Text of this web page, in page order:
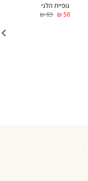
גופיית הלני
₪69 ₪50